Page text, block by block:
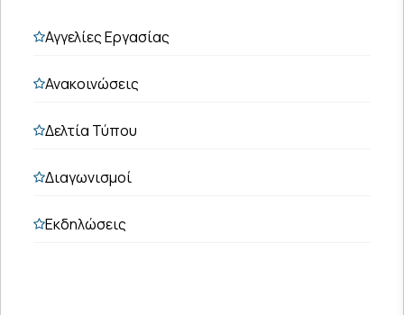
Αγγελίες Εργασίας
Ανακοινώσεις
Δελτία Τύπου
Διαγωνισμοί
Εκδηλώσεις